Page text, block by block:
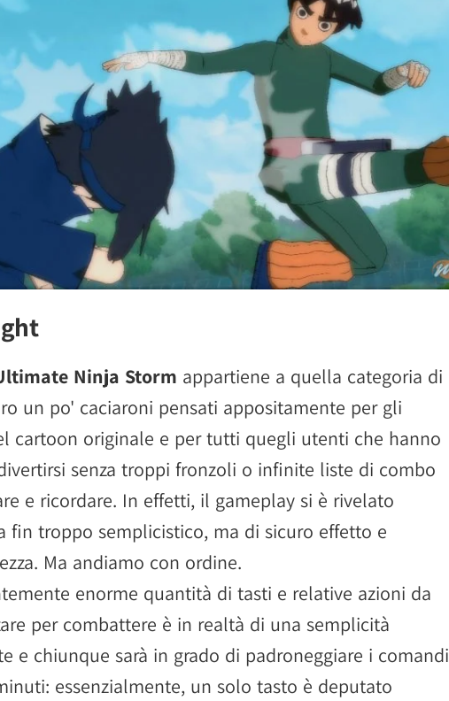
Ninja Storm appartiene a quella categoria di
un po' caciaroni pensati appositamente per gli
cartoon originale e per tutti quegli utenti che hanno
senza troppi fronzoli o infinite liste di combo
e ricordare. In effetti, il gameplay si è rivelato
fin troppo semplicistico, ma di sicuro effetto e
Ma andiamo con ordine.
enorme quantità di tasti e relative azioni da
per combattere è in realtà di una semplicità
e chiunque sarà in grado di padroneggiare i comandi
essenzialmente, un solo tasto è deputato